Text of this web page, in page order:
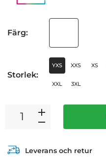
Färg:
Storlek:
YXS XXS XS
XXL 3XL
Leverans och retur